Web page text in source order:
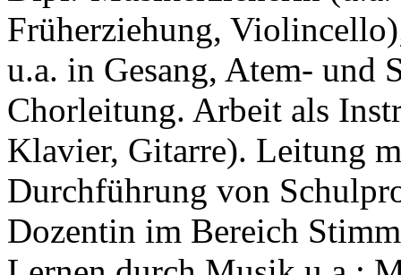
Früherziehung,
u.a. in Gesang, Atem- und
Chorleitung. Arbeit als
Klavier, Gitarre). Leitung
Durchführung von
Dozentin im Bereich